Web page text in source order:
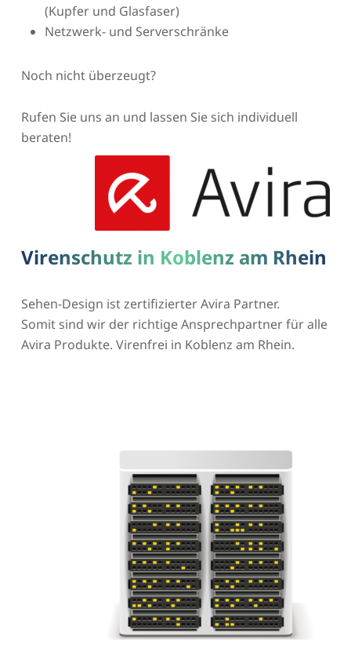
(Kupfer und Glasfaser)
Netzwerk- und Serverschränke
Noch nicht überzeugt?
Rufen Sie uns an und lassen Sie sich individuell
beraten!
Virenschutz in Koblenz am Rhein
Sehen-Design ist zertifizierter Avira Partner.
Somit sind wir der richtige Ansprechpartner für alle
Avira Produkte. Virenfrei in Koblenz am Rhein.